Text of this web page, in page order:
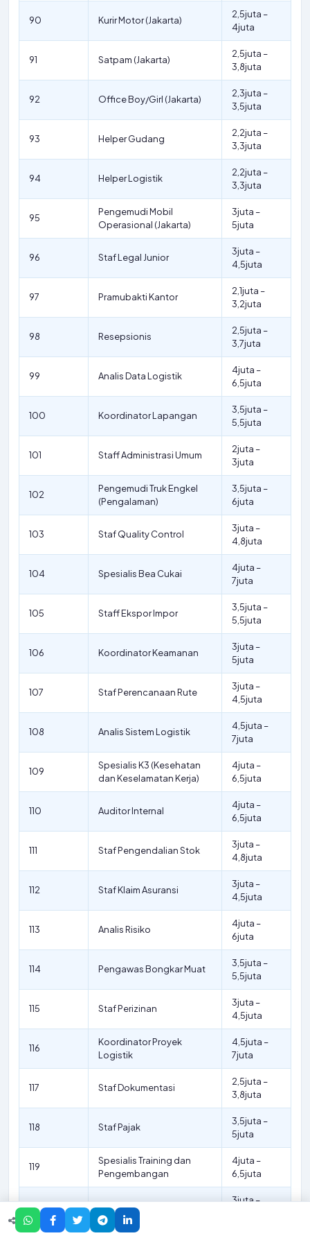
90 Kurir Motor (Jakarta)
2,5juta –
4juta
91 Satpam (Jakarta)
2,5juta –
3,8juta
92 Office Boy/Girl (Jakarta)
2,3juta –
3,5juta
93 Helper Gudang
2,2juta –
3,3juta
94 Helper Logistik
2,2juta –
3,3juta
95
Pengemudi Mobil
Operasional (Jakarta)
3juta –
5juta
96 Staf Legal Junior
3juta –
4,5juta
97 Pramubakti Kantor
2,1juta –
3,2juta
98 Resepsionis
2,5juta –
3,7juta
99 Analis Data Logistik
4juta –
6,5juta
100 Koordinator Lapangan
3,5juta –
5,5juta
101 Staff Administrasi Umum
2juta –
3juta
102
Pengemudi Truk Engkel
(Pengalaman)
3,5juta –
6juta
103 Staf Quality Control
3juta –
4,8juta
104 Spesialis Bea Cukai
4juta –
7juta
105 Staff Ekspor Impor
3,5juta –
5,5juta
106 Koordinator Keamanan
3juta –
5juta
107 Staf Perencanaan Rute
3juta –
4,5juta
108 Analis Sistem Logistik
4,5juta –
7juta
109
Spesialis K3 (Kesehatan
dan Keselamatan Kerja)
4juta –
6,5juta
110 Auditor Internal
4juta –
6,5juta
111 Staf Pengendalian Stok
3juta –
4,8juta
112 Staf Klaim Asuransi
3juta –
4,5juta
113 Analis Risiko
4juta –
6juta
114 Pengawas Bongkar Muat
3,5juta –
5,5juta
115 Staf Perizinan
3juta –
4,5juta
116
Koordinator Proyek
Logistik
4,5juta –
7juta
117 Staf Dokumentasi
2,5juta –
3,8juta
118 Staf Pajak
3,5juta –
5juta
119
Spesialis Training dan
Pengembangan
4juta –
6,5juta
120 Staf Rekrutmen
3juta –